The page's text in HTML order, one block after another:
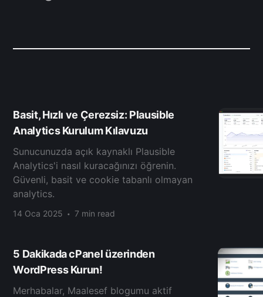
Basit, Hızlı ve Çerezsiz: Plausible
Analytics Kurulum Kılavuzu
Sunucunuzda açık kaynaklı Plausible
Analytics'i nasıl kuracağınızı öğrenin.
Güvenli, basit ve cookie tabanlı olmayan
analytics.
14 Oca 2025 7 min read
5 Dakikada cPanel üzerinden
WordPress Kurun!
Merhabalar, Maalesef blogumu aktif